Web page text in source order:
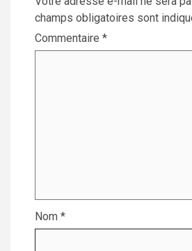
champs obligatoires sont
Commentaire *
Nom *